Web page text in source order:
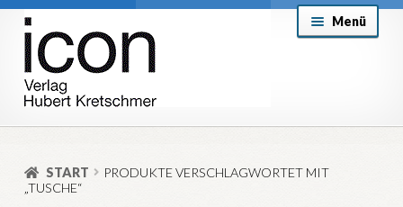
Zur
Navigation
springen
Zum
Inhalt
springen
Menü
About
Versand & Lieferung
START
PRODUKTE VERSCHLAGWORTET MIT
„TUSCHE“